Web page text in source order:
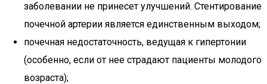
заболевании не принесет улучшений. Стентирование
почечной артерии является единственным выходом;
почечная недостаточность, ведущая к гипертонии
(особенно, если от нее страдают пациенты молодого
возраста);